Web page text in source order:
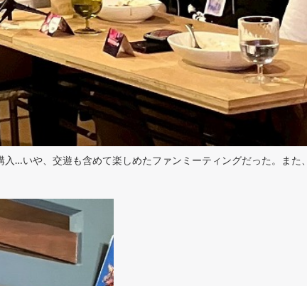
…いや、交遊も含めて楽しめたファンミーティングだった。また、